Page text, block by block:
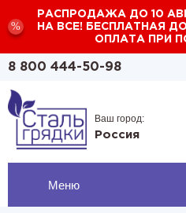
%
РАСПРОДАЖА ДО 10
НА ВСЕ! БЕСПЛАТНАЯ
ОПЛАТА ПРИ
8 800 444-50-98
Ваш город:
Россия
Меню